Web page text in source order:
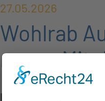
27.05.2026
Wohlrab
neues